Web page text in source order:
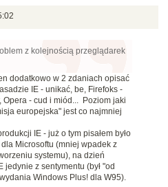
z kolejnością przeglądarek
dodatkowo w 2 zdaniach opisać
IE - unikać, be, Firefoks -
Opera - cud i miód... Poziom jaki
europejska" jest co najmniej
IE - już o tym pisałem było
Microsoftu (mniej wpadek z
systemu), na dzień
jedynie z sentymentu (był "od
Windows Plus! dla W95).